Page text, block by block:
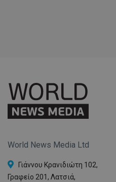
World News Media Ltd
Γιάννου Κρανιδιώτη 102,
Γραφείο 201, Λατσιά,